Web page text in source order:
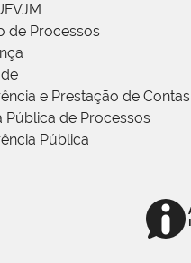
de Processos
e Prestação de Contas
Pública de Processos
Pública